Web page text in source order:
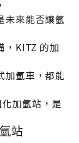
未來能否讓氫
，KITZ 的加
加氫車，都能
加氫站，是
站